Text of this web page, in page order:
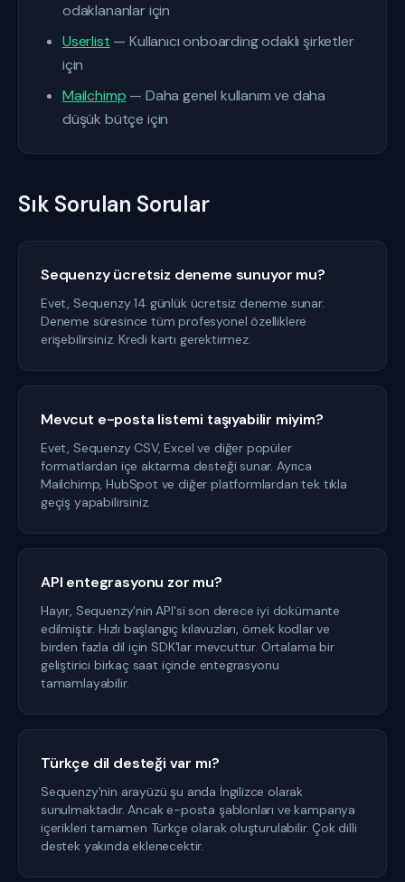
odaklananlar için
Userlist — Kullanıcı onboarding odaklı şirketler
için
Mailchimp — Daha genel kullanım ve daha
düşük bütçe için
Sık Sorulan Sorular
Sequenzy ücretsiz deneme sunuyor mu?
Evet, Sequenzy 14 günlük ücretsiz deneme sunar.
Deneme süresince tüm profesyonel özelliklere
erişebilirsiniz. Kredi kartı gerektirmez.
Mevcut e-posta listemi taşıyabilir miyim?
Evet, Sequenzy CSV, Excel ve diğer popüler
formatlardan içe aktarma desteği sunar. Ayrıca
Mailchimp, HubSpot ve diğer platformlardan tek tıkla
geçiş yapabilirsiniz.
API entegrasyonu zor mu?
Hayır, Sequenzy'nin API'si son derece iyi dokümante
edilmiştir. Hızlı başlangıç kılavuzları, örnek kodlar ve
birden fazla dil için SDK'lar mevcuttur. Ortalama bir
geliştirici birkaç saat içinde entegrasyonu
tamamlayabilir.
Türkçe dil desteği var mı?
Sequenzy'nin arayüzü şu anda İngilizce olarak
sunulmaktadır. Ancak e-posta şablonları ve kampanya
içerikleri tamamen Türkçe olarak oluşturulabilir. Çok dilli
destek yakında eklenecektir.